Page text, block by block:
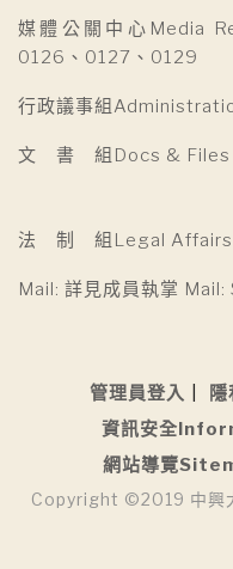
媒體公關中心Media
0126、0127、0129
行政議事組
文 書 組Docs & Files
法 制 組Legal Affairs
Mail: 詳見成員執掌
管理員登入
資訊安全
網站導覽
Copyright ©2019 中興